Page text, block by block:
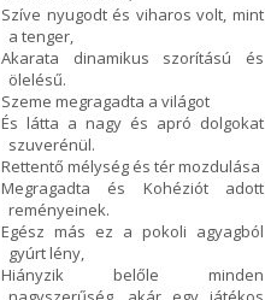
Szíve nyugodt és viharos volt, mint
a tenger,
Akarata dinamikus szorítású és
ölelésű.
Szeme megragadta a világot
És látta a nagy és apró dolgokat
szuverénül.
Rettentő mélység és tér mozdulása
Megragadta és Kohéziót adott
reményeinek.
Egész más ez a pokoli agyagból
gyúrt lény,
Hiányzik belőle minden